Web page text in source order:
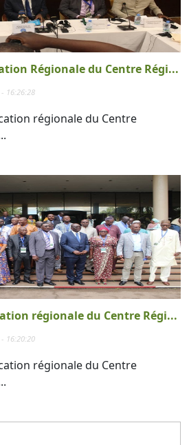
Régionale du Centre Régi...
16:26:28
régionale du Centre
régionale du Centre Régi...
16:20:20
régionale du Centre